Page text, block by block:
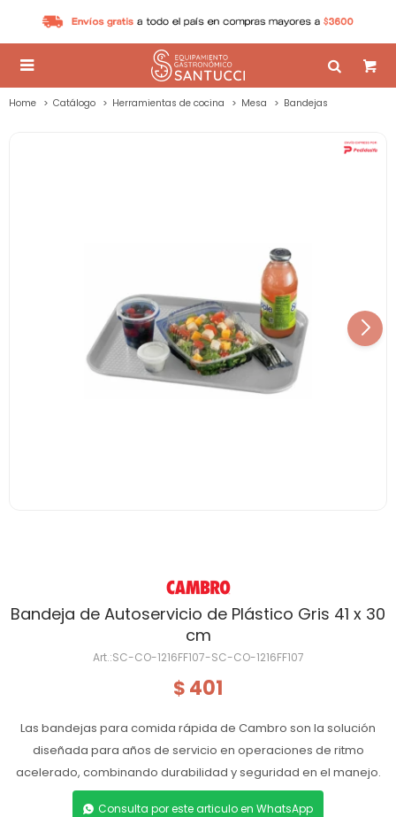

Home Catálogo Herramientas de cocina Mesa Bandejas
Bandeja de Autoservicio de Plástico Gris 41 x 30
cm
SC-CO-1216FF107-SC-CO-1216FF107
$ 401
Las bandejas para comida rápida de Cambro son la solución
diseñada para años de servicio en operaciones de ritmo
acelerado, combinando durabilidad y seguridad en el manejo.
Consulta por este articulo en WhatsApp